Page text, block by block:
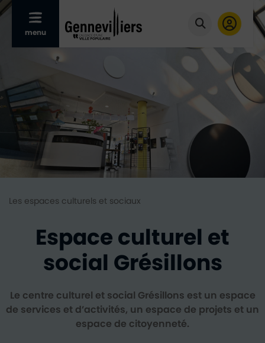
Afficher le menu mobile
menu Cliquer
Les espaces culturels et sociaux
Espace culturel et
social Grésillons
Le centre culturel et social Grésillons est un espace
de services et d’activités, un espace de projets et un
espace de citoyenneté.